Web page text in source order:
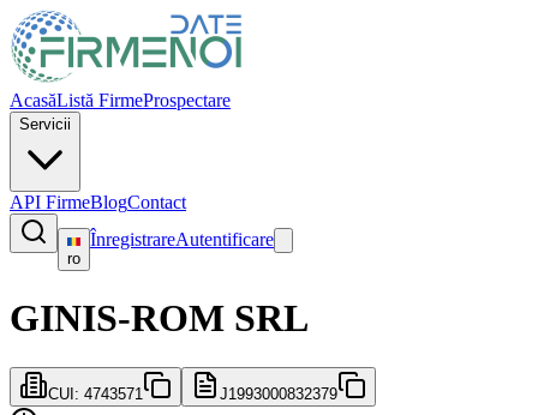
AcasăListă FirmeProspectare
Servicii
API FirmeBlogContact
ro
ÎnregistrareAutentificare
GINIS-ROM SRL
CUI: 4743571 J1993000832379